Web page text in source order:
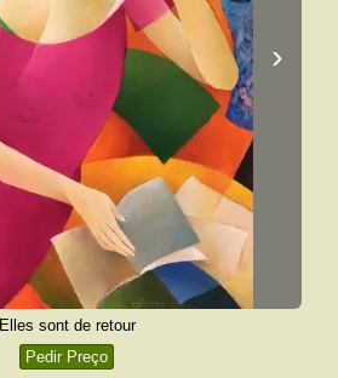
›
Elles sont de retour
Pedir Preço